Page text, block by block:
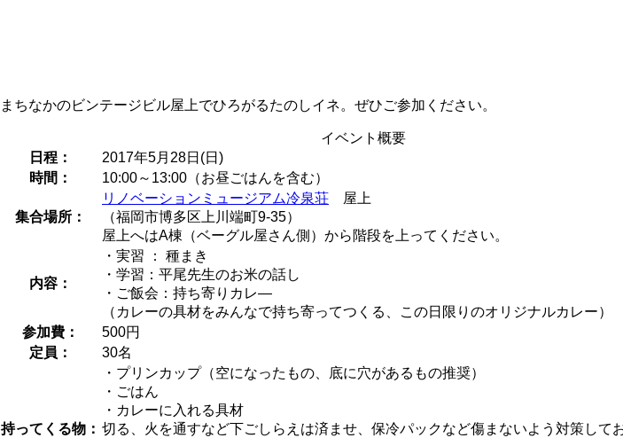
まちなかのビンテージビル屋上でひろがるたのしイネ。ぜひご参加ください。
イベント概要
日程：
2017年5月28日(日)
時間：
10:00～13:00（お昼ごはんを含む）
集合場所：
リノベーションミュージアム冷泉荘 屋上
（福岡市博多区上川端町9-35）
屋上へはA棟（ベーグル屋さん側）から階段を上ってください。
内容：
・実習 ： 種まき
・学習：平尾先生のお米の話し
・ご飯会：持ち寄りカレ―
（カレーの具材をみんなで持ち寄ってつくる、この日限り のオリジナルカレー）
参加費：
500円
定員：
30名
持ってくる物：
・プリンカップ（空になったもの、底に穴があるもの推奨）
・ごはん
・カレーに入れる具材
切る、火を通すなど下ごしらえは済ませ、保冷パックなど傷まないよう対策して